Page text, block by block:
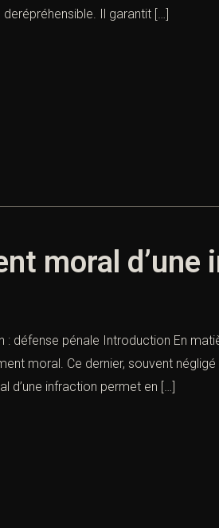
Il garantit […]
moral
: défense pénale Introduction En
moral. Ce dernier, souvent
d’une infraction permet en […]